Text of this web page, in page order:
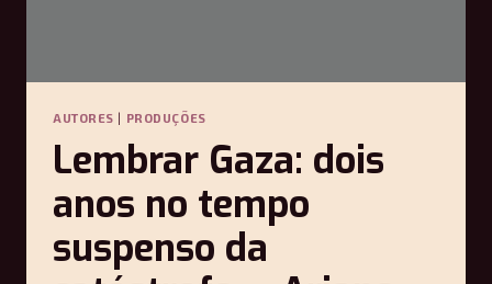
AUTORES | PRODUÇÕES
Lembrar Gaza: dois
anos no tempo
suspenso da